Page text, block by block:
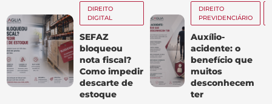
DIREITO
DIGITAL
SEFAZ
bloqueou
nota fiscal?
Como impedir
descarte de
estoque
DIREITO
PREVIDENCIÁRIO
Auxílio-
acidente: o
benefício que
muitos
desconhecem
ter